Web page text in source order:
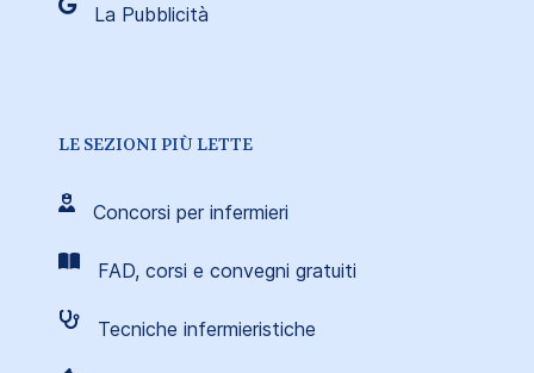
La Pubblicità
LE SEZIONI PIÙ LETTE
Concorsi per infermieri
FAD, corsi e convegni gratuiti
Tecniche infermieristiche